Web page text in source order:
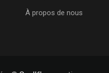
À propos de nous